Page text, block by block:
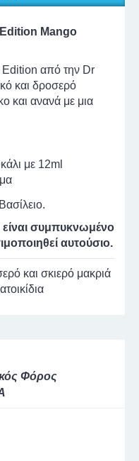
Mango
από την Dr
και δροσερό
και ανανά με μια
με 12ml
συμπυκνωμένο
αυτούσιο.
και σκιερό μακριά
Φόρος